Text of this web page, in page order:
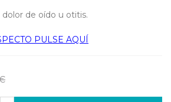
de oído u otitis.
PULSE AQUÍ